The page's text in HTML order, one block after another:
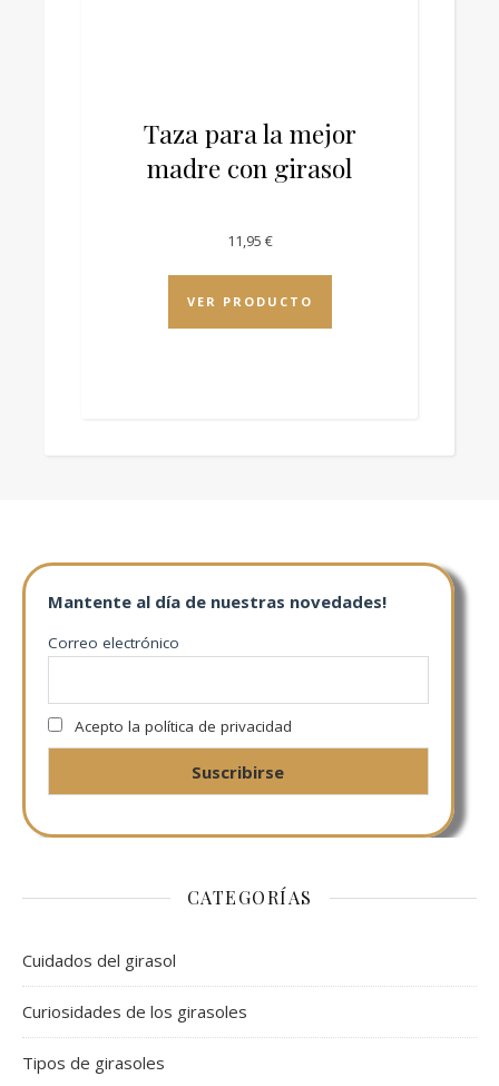
Taza para la mejor
madre con girasol
11,95 €
VER PRODUCTO
Mantente al día de nuestras novedades!
Correo electrónico
Acepto la política de privacidad
CATEGORÍAS
Cuidados del girasol
Curiosidades de los girasoles
Tipos de girasoles